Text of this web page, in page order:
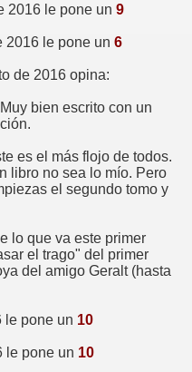
2016 le pone un 9
2016 le pone un 6
de 2016 opina:
bien escrito con un
es el más flojo de todos.
libro no sea lo mío. Pero
el segundo tomo y
lo que va este primer
el trago" del primer
del amigo Geralt (hasta
le pone un 10
le pone un 10